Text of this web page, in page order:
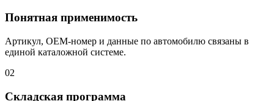
Понятная применимость
Артикул, OEM-номер и данные по автомобилю связаны в
единой каталожной системе.
02
Складская программа